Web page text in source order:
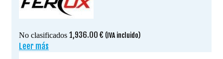
No clasificados 1,936.00 € (IVA incluido)
Leer más